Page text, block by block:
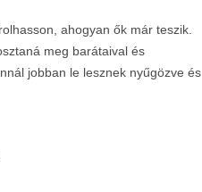
ahogyan ők már teszik.
meg barátaival és
jobban le lesznek nyűgözve és